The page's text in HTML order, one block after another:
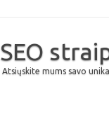
SEO
Atsiųskite mums savo